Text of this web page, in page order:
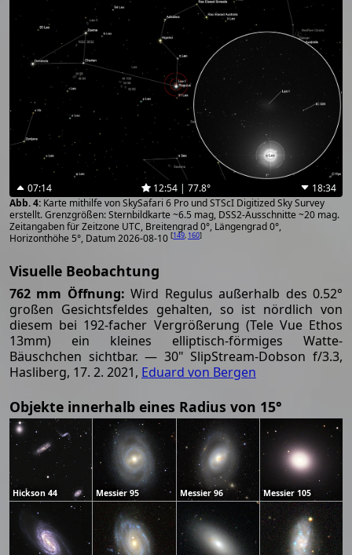
07:14 12:54 | 77.8°
18:34
Karte mithilfe von SkySafari 6 Pro und STScI Digitized Sky Survey
erstellt. Grenzgrößen: Sternbildkarte ~6.5 mag, DSS2-Ausschnitte ~20 mag.
Zeitangaben für Zeitzone UTC, Breitengrad 0°, Längengrad 0°,
Horizonthöhe 5°, Datum 2026-08-10 [149, 160]
Visuelle Beobachtung
762 mm Öffnung: Wird Regulus außerhalb des 0.52°
großen Gesichtsfeldes gehalten, so ist nördlich von
diesem bei 192-facher Vergrößerung (Tele Vue Ethos
13mm) ein kleines elliptisch-förmiges Watte-
Bäuschchen sichtbar. — 30" SlipStream-Dobson f/3.3,
Hasliberg, 17. 2. 2021, Eduard von Bergen
Objekte innerhalb eines Radius von 15°
Hickson 44 Messier 95 Messier 96 Messier 105